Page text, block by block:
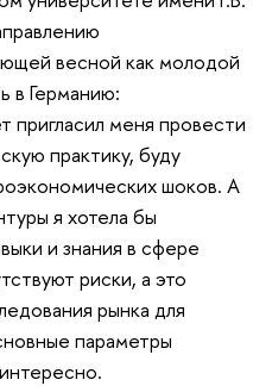
весной как молодой
в Германию:
пригласил меня провести
практику, буду
шоков. А
я хотела бы
и знания в сфере
риски, а это
рынка для
параметры